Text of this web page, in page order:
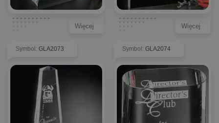
Więcej Więcej
Symbol: GLA2073 Symbol: GLA2074